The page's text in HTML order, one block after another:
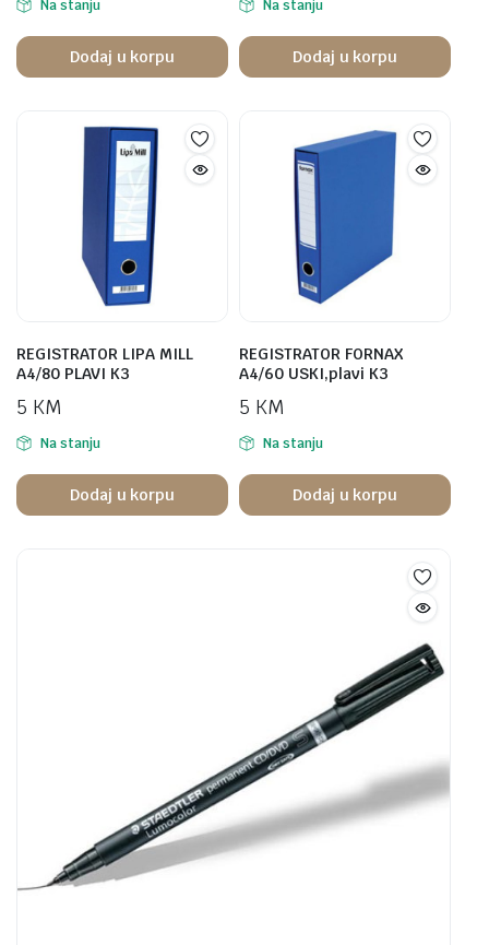
Na stanju
Dodaj u korpu
Na stanju
Dodaj u korpu
REGISTRATOR LIPA MILL
A4/80 PLAVI K3
5 KM
Na stanju
Dodaj u korpu
REGISTRATOR FORNAX
A4/60 USKI,plavi K3
5 KM
Na stanju
Dodaj u korpu